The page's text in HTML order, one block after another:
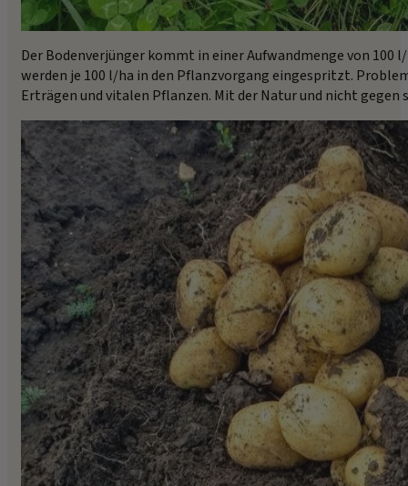
Der Bodenverjünger kommt in einer Aufwandmenge von
werden je 100 l/ha in den Pflanzvorgang eingespritzt.
Erträgen und vitalen Pflanzen. Mit der Natur und nicht